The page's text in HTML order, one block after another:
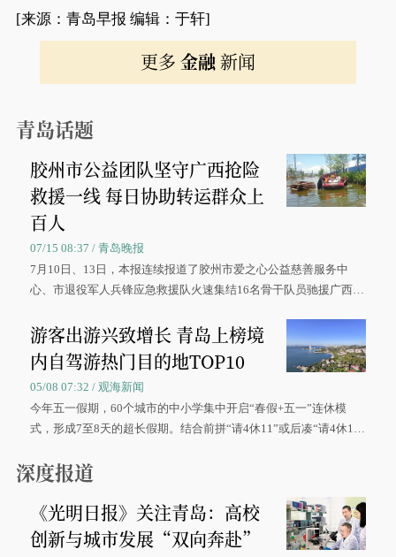
[来源：青岛早报 编辑：于轩]
更多 金融新闻
青岛话题
胶州市公益团队坚守广西抢险
救援一线 每日协助转运群众上
百人
07/15 08:37 / 青岛晚报
7月10日、13日，本报连续报道了胶州市爱之心公益慈善服务中
心、市退役军人兵锋应急救援队火速集结16名骨干队员驰援广西灾
游客出游兴致增长 青岛上榜境
内自驾游热门目的地TOP10
05/08 07:32 / 观海新闻
今年五一假期，60个城市的中小学集中开启“春假+五一”连休模
式，形成7至8天的超长假期。结合前拼“请4休11”或后凑“请4休1
深度报道
《光明日报》关注青岛：高校
创新与城市发展“双向奔赴”